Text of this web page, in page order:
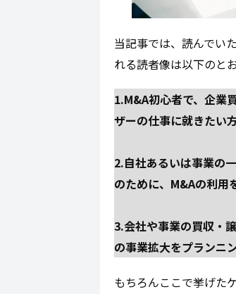
当記事では、読んでい
れる読者像は以下のとお
1.M&A初心者で、企業
ザーの仕事に就きたい方
2.自社あるいは事業の
のために、M&Aの利用
3.会社や事業の買収・
の事業拡大をプランニ
もちろんここで挙げた